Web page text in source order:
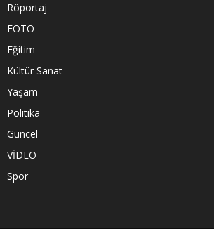
Röportaj
FOTO
Eğitim
Kültür Sanat
Yaşam
Politika
Güncel
VİDEO
Spor